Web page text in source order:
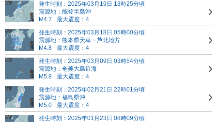
発生時刻：2025年03月19日 13時25分頃
震源地：能登半島沖
M4.7
最大震度：4
発生時刻：2025年03月18日 05時00分頃
震源地：熊本県天草・芦北地方
M4.8
最大震度：4
発生時刻：2025年03月09日 03時54分頃
震源地：奄美大島近海
M5.8
最大震度：4
発生時刻：2025年02月21日 22時01分頃
震源地：福島県沖
M5.0
最大震度：4
発生時刻：2025年01月23日 08時09分頃